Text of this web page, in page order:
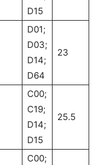
D15
D01;
D03;
D14;
D64
23
C00;
C19;
D14;
D15
25.5
C00;